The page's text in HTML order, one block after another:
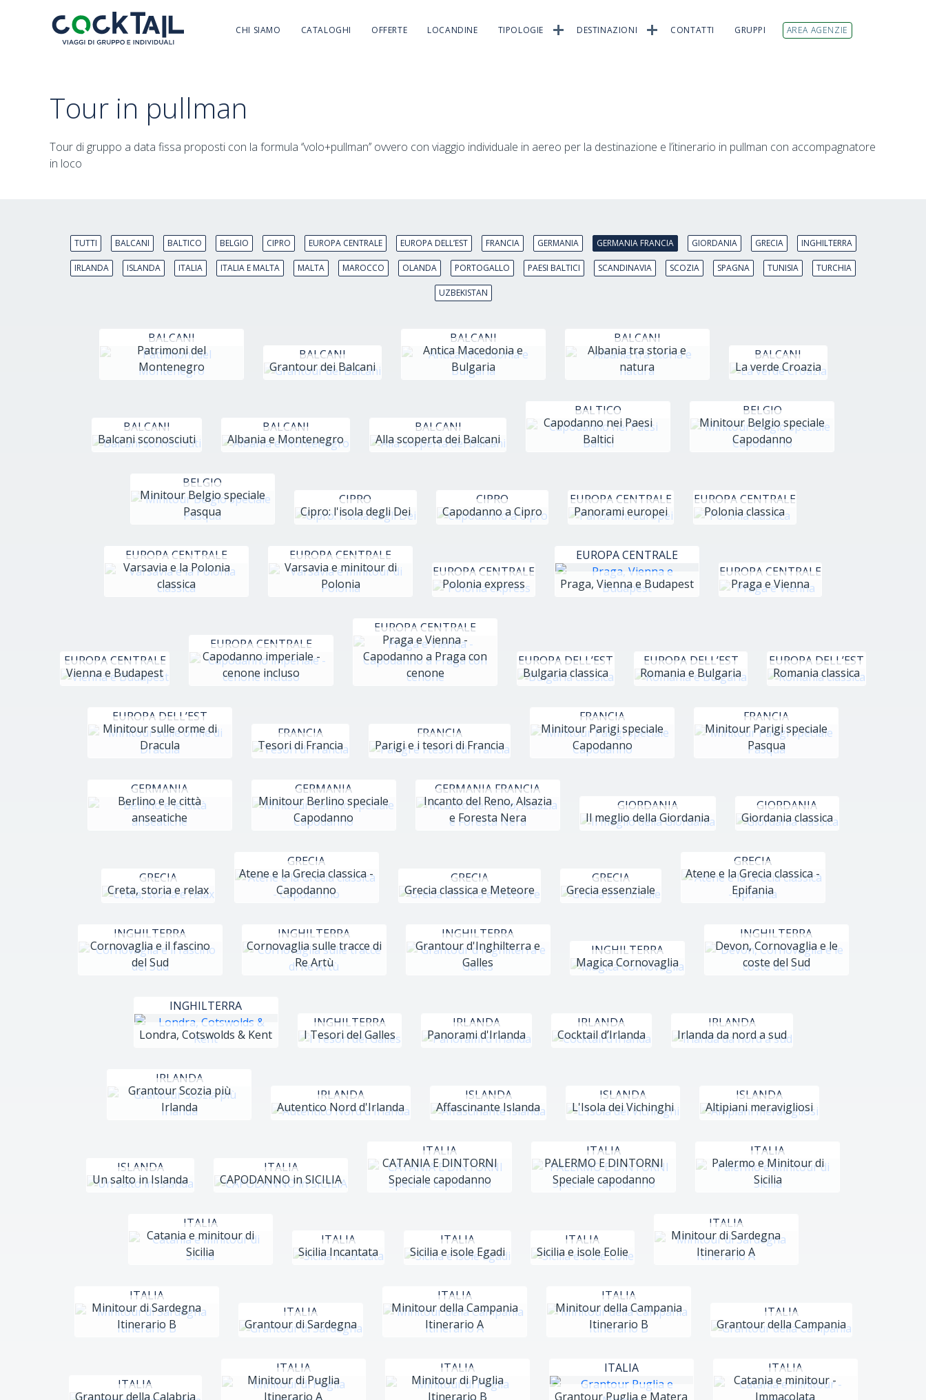
CHI SIAMO CATALOGHI OFFERTE LOCANDINE TIPOLOGIE DESTINAZIONI CONTATTI GRUPPI AREA AGENZIE
Tour in pullman
Tour di gruppo a data fissa proposti con la formula ‘’volo+pullman’’ ovvero con viaggio individuale in aereo per la destinazione e l’itinerario in pullman con accompagnatore
in loco
TUTTI BALCANI BALTICO BELGIO CIPRO EUROPA CENTRALE EUROPA DELL’EST FRANCIA GERMANIA GERMANIA FRANCIA GIORDANIA GRECIA INGHILTERRA
IRLANDA ISLANDA ITALIA ITALIA E MALTA MALTA MAROCCO OLANDA PORTOGALLO PAESI BALTICI SCANDINAVIA SCOZIA SPAGNA TUNISIA TURCHIA
UZBEKISTAN
Patrimoni del
Montenegro
BALCANI
Grantour dei Balcani
BALCANI
Antica Macedonia e
Bulgaria
BALCANI
Albania tra storia e
natura
BALCANI
La verde Croazia
BALCANI
Balcani sconosciuti
BALCANI
Albania e Montenegro
BALCANI
Alla scoperta dei Balcani
BALCANI
Capodanno nei Paesi
Baltici
BALTICO
Minitour Belgio speciale
Capodanno
BELGIO
Minitour Belgio speciale
Pasqua
BELGIO
Cipro: l'isola degli Dei
CIPRO
Capodanno a Cipro
CIPRO
Panorami europei
EUROPA CENTRALE
Polonia classica
EUROPA CENTRALE
Varsavia e la Polonia
classica
EUROPA CENTRALE
Varsavia e minitour di
Polonia
EUROPA CENTRALE
Polonia express
EUROPA CENTRALE
Praga, Vienna e Budapest
EUROPA CENTRALE
Praga e Vienna
EUROPA CENTRALE
Vienna e Budapest
EUROPA CENTRALE
Capodanno imperiale -
cenone incluso
EUROPA CENTRALE
Praga e Vienna -
Capodanno a Praga con
cenone
EUROPA CENTRALE
Bulgaria classica
EUROPA DELL’EST
Romania e Bulgaria
EUROPA DELL’EST
Romania classica
EUROPA DELL’EST
Minitour sulle orme di
Dracula
EUROPA DELL’EST
Tesori di Francia
FRANCIA
Parigi e i tesori di Francia
FRANCIA
Minitour Parigi speciale
Capodanno
FRANCIA
Minitour Parigi speciale
Pasqua
FRANCIA
Berlino e le città
anseatiche
GERMANIA
Minitour Berlino speciale
Capodanno
GERMANIA
Incanto del Reno, Alsazia
e Foresta Nera
GERMANIA FRANCIA
Il meglio della Giordania
GIORDANIA
Giordania classica
GIORDANIA
Creta, storia e relax
GRECIA
Atene e la Grecia classica -
Capodanno
GRECIA
Grecia classica e Meteore
GRECIA
Grecia essenziale
GRECIA
Atene e la Grecia classica -
Epifania
GRECIA
Cornovaglia e il fascino
del Sud
INGHILTERRA
Cornovaglia sulle tracce di
Re Artù
INGHILTERRA
Grantour d'Inghilterra e
Galles
INGHILTERRA
Magica Cornovaglia
INGHILTERRA
Devon, Cornovaglia e le
coste del Sud
INGHILTERRA
Londra, Cotswolds & Kent
INGHILTERRA
I Tesori del Galles
INGHILTERRA
Panorami d'Irlanda
IRLANDA
Cocktail d’Irlanda
IRLANDA
Irlanda da nord a sud
IRLANDA
Grantour Scozia più
Irlanda
IRLANDA
Autentico Nord d'Irlanda
IRLANDA
Affascinante Islanda
ISLANDA
L'Isola dei Vichinghi
ISLANDA
Altipiani meravigliosi
ISLANDA
Un salto in Islanda
ISLANDA
CAPODANNO in SICILIA
ITALIA
CATANIA E DINTORNI
Speciale capodanno
ITALIA
PALERMO E DINTORNI
Speciale capodanno
ITALIA
Palermo e Minitour di
Sicilia
ITALIA
Catania e minitour di
Sicilia
ITALIA
Sicilia Incantata
ITALIA
Sicilia e isole Egadi
ITALIA
Sicilia e isole Eolie
ITALIA
Minitour di Sardegna
Itinerario A
ITALIA
Minitour di Sardegna
Itinerario B
ITALIA
Grantour di Sardegna
ITALIA
Minitour della Campania
Itinerario A
ITALIA
Minitour della Campania
Itinerario B
ITALIA
Grantour della Campania
ITALIA
Grantour della Calabria
ITALIA
Minitour di Puglia
Itinerario A
ITALIA
Minitour di Puglia
Itinerario B
ITALIA
Grantour Puglia e Matera
ITALIA
Catania e minitour -
Immacolata
ITALIA